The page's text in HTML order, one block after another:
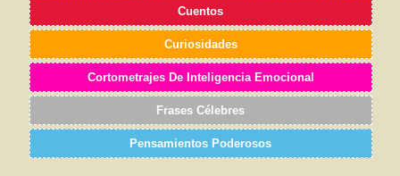
Cuentos
Curiosidades
Cortometrajes De Inteligencia Emocional
Frases Célebres
Pensamientos Poderosos